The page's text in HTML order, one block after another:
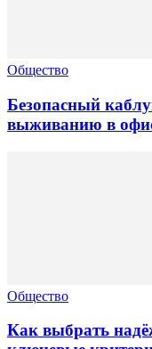
Общество
Безопасный
выживанию в
Общество
Как выбрать